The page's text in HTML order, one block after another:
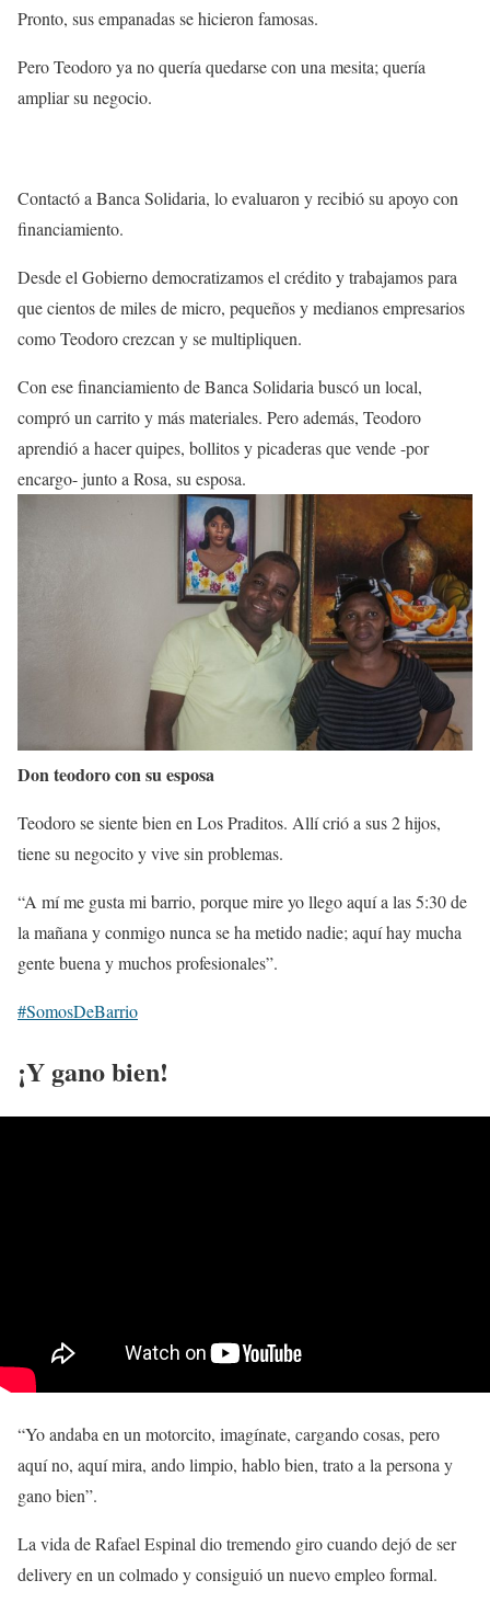
Pronto, sus empanadas se hicieron famosas.
Pero Teodoro ya no quería quedarse con una mesita; quería
ampliar su negocio.
Contactó a Banca Solidaria, lo evaluaron y recibió su apoyo con
financiamiento.
Desde el Gobierno democratizamos el crédito y trabajamos para
que cientos de miles de micro, pequeños y medianos empresarios
como Teodoro crezcan y se multipliquen.
Con ese financiamiento de Banca Solidaria buscó un local,
compró un carrito y más materiales. Pero además, Teodoro
aprendió a hacer quipes, bollitos y picaderas que vende -por
encargo- junto a Rosa, su esposa.
Don teodoro con su esposa
Teodoro se siente bien en Los Praditos. Allí crió a sus 2 hijos,
tiene su negocito y vive sin problemas.
“A mí me gusta mi barrio, porque mire yo llego aquí a las 5:30 de
la mañana y conmigo nunca se ha metido nadie; aquí hay mucha
gente buena y muchos profesionales”.
#SomosDeBarrio
¡Y gano bien!
“Yo andaba en un motorcito, imagínate, cargando cosas, pero
aquí no, aquí mira, ando limpio, hablo bien, trato a la persona y
gano bien”.
La vida de Rafael Espinal dio tremendo giro cuando dejó de ser
delivery en un colmado y consiguió un nuevo empleo formal.